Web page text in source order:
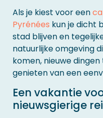
Als je kiest voor een
Pyrénées kun je dicht
stad blijven en
natuurlijke omgeving
komen, nieuwe
genieten van een
Een vakantie
nieuwsgierige